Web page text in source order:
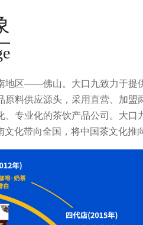
地区——佛山。大口九致力于提
料供应源头，采用直营、加盟
专业化的茶饮产品公司。大口
化带向全国，将中国茶文化推